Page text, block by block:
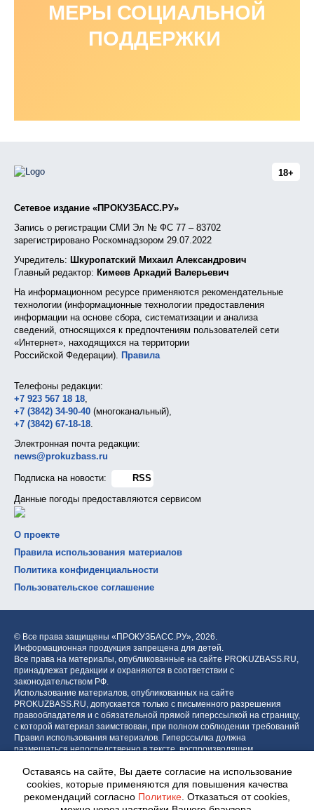
МЕРЫ СОЦИАЛЬНОЙ
ПОДДЕРЖКИ
18+
Сетевое издание «ПРОКУЗБАСС.РУ»
Запись о регистрации СМИ Эл № ФС 77 – 83702
зарегистрировано Роскомнадзором 29.07.2022
Учредитель: Шкуропатский Михаил Александрович
Главный редактор: Кимеев Аркадий Валерьевич
На информационном ресурсе применяются рекомендательные
технологии (информационные технологии предоставления
информации на основе сбора, систематизации и анализа
сведений, относящихся к предпочтениям пользователей сети
«Интернет», находящихся на территории
Российской Федерации). Правила
Телефоны редакции:
+7 923 567 18 18
+7 (3842) 34-90-40 (многоканальный),
+7 (3842) 67-18-18
Электронная почта редакции:
news@prokuzbass.ru
Подписка на новости:
RSS
Данные погоды предоставляются сервисом
О проекте
Правила использования материалов
Политика конфиденциальности
Пользовательское соглашение
© Все права защищены «ПРОКУЗБАСС.РУ», 2026.
Информационная продукция запрещена для детей.
Все права на материалы, опубликованные на сайте PROKUZBASS.RU,
принадлежат редакции и охраняются в соответствии с
законодательством РФ.
Использование материалов, опубликованных на сайте
PROKUZBASS.RU, допускается только с письменного разрешения
правообладателя и с обязательной прямой гиперссылкой на страницу,
с которой материал заимствован, при полном соблюдении требований
Правил использования материалов. Гиперссылка должна
размещаться непосредственно в тексте, воспроизводящем
блока.
Оставаясь на сайте, Вы даете согласие на использование
cookies, которые применяются для повышения качества
рекомендаций согласно Политике . Отказаться от cookies,